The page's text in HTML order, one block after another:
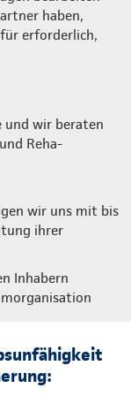
haben,
erforderlich,
und wir beraten
Reha-
wir uns mit bis
ihrer
Inhabern